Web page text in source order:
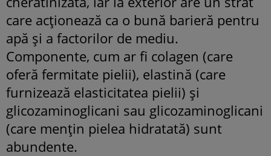
care acționează ca o bună barieră pentru
apă și a factorilor de mediu.
Componente, cum ar fi colagen (care
oferă fermitate pielii), elastină (care
furnizează elasticitatea pielii) și
glicozaminoglicani sau glicozaminoglicani
(care mențin pielea hidratată) sunt
abundente.